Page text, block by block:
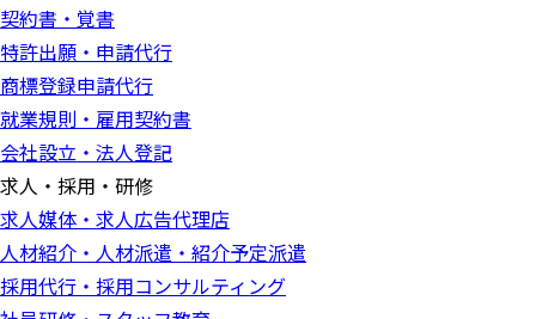
契約書・覚書
特許出願・申請代行
商標登録申請代行
就業規則・雇用契約書
会社設立・法人登記
求人・採用・研修
求人媒体・求人広告代理店
人材紹介・人材派遣・紹介予定派遣
採用代行・採用コンサルティング